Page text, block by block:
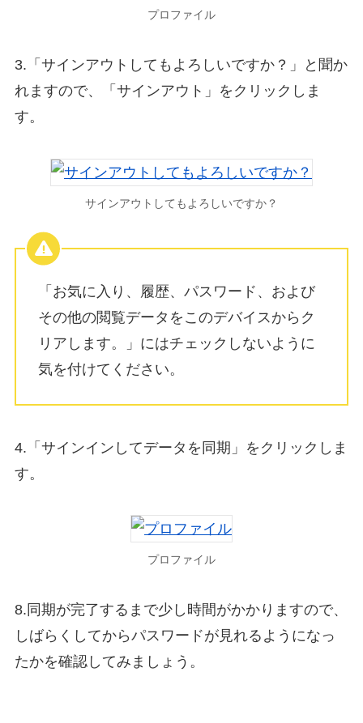
プロファイル
3.「サインアウトしてもよろしいですか？」と聞か
れますので、「サインアウト」をクリックしま
す。
サインアウトしてもよろしいですか？
「お気に入り、履歴、パスワード、および
その他の閲覧データをこのデバイスからク
リアします。」にはチェックしないように
気を付けてください。
4.「サインインしてデータを同期」をクリックしま
す。
プロファイル
8.同期が完了するまで少し時間がかかりますので、
しばらくしてからパスワードが見れるようになっ
たかを確認してみましょう。